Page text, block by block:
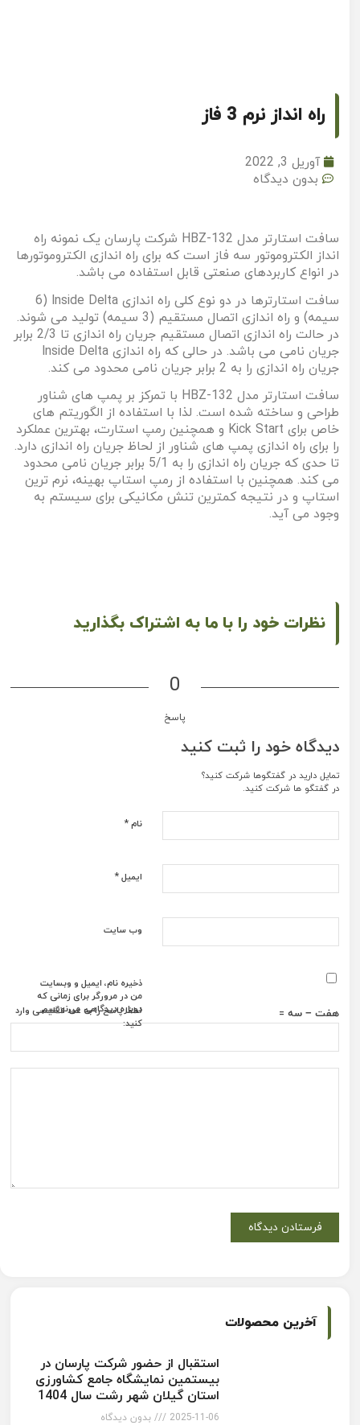
آخرین محصولات
استقبال از حضور شرکت پارسان در
بیستمین نمایشگاه جامع کشاورزی
استان گیلان شهر رشت سال 1404
2025-11-06
بدون دیدگاه
راه انداز نرم 3 فاز
آوریل 3, 2022
بدون دیدگاه
سافت استارتر مدل HBZ-132 شرکت پارسان یک نمونه راه
انداز الکتروموتور سه فاز است که برای راه اندازی الکتروموتورها
در انواع کاربردهای صنعتی قابل استفاده می باشد.
سافت استارترها در دو نوع کلی راه اندازی Inside Delta (6
سیمه) و راه اندازی اتصال مستقیم (3 سیمه) تولید می شوند.
در حالت راه اندازی اتصال مستقیم جریان راه اندازی تا 2/3 برابر
جریان نامی می باشد. در حالی که راه اندازی Inside Delta
جریان راه اندازی را به 2 برابر جریان نامی محدود می کند.
سافت استارتر مدل HBZ-132 با تمرکز بر پمپ های شناور
طراحی و ساخته شده است. لذا با استفاده از الگوریتم های
خاص برای Kick Start و همچنین رمپ استارت، بهترین عملکرد
را برای راه اندازی پمپ های شناور از لحاظ جریان راه اندازی دارد.
تا حدی که جریان راه اندازی را به 5/1 برابر جریان نامی محدود
می کند. همچنین با استفاده از رمپ استاپ بهینه، نرم ترین
استاپ و در نتیجه کمترین تنش مکانیکی برای سیستم به
وجود می آید.
نظرات خود را با ما به اشتراک بگذارید
0
پاسخ
دیدگاه خود را ثبت کنید
تمایل دارید در گفتگوها شرکت کنید؟
در گفتگو ها شرکت کنید.
نام*
ایمیل*
وب‌ سایت
ذخیره نام، ایمیل و وبسایت
من در مرورگر برای زمانی که
دوباره دیدگاهی می‌نویسم.
لطفا پاسخ را به عدد انگلیسی وارد
کنید:
هفت − سه =